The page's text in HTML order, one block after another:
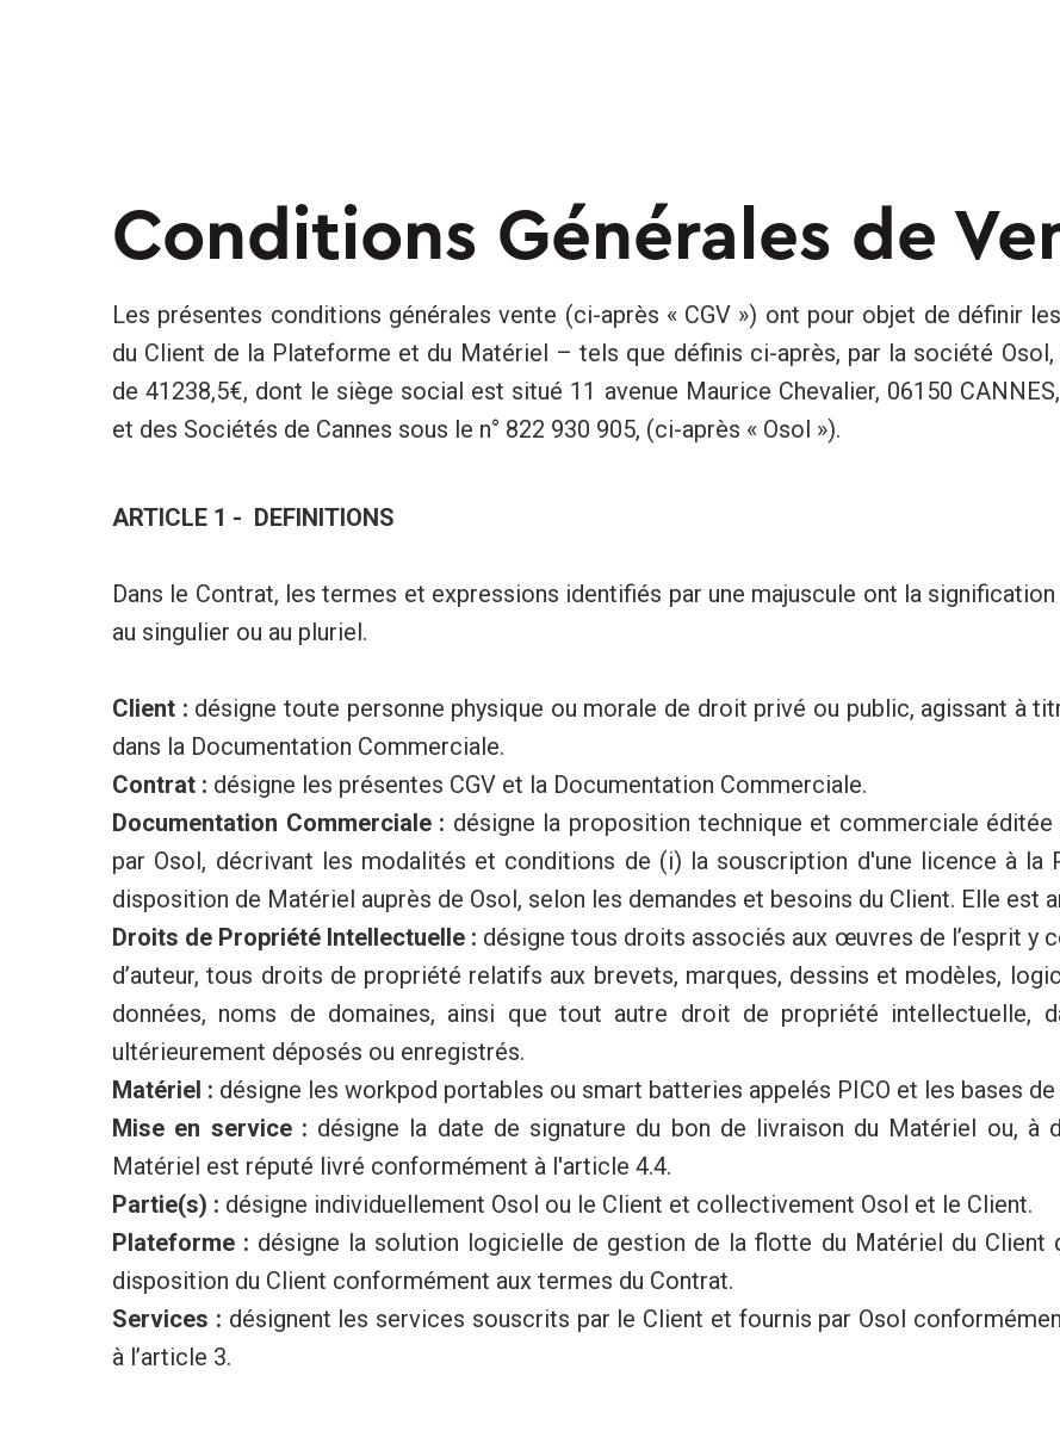
Conditions Générales de
Les présentes conditions générales vente (ci-après « CGV ») ont pour objet de définir
du Client de la Plateforme et du Matériel – tels que définis ci-après, par la société
de 41238,5€, dont le siège social est situé 11 avenue Maurice Chevalier, 06150
et des Sociétés de Cannes sous le n° 822 930 905, (ci-après « Osol »).
ARTICLE 1 - DEFINITIONS
Dans le Contrat, les termes et expressions identifiés par une majuscule ont la
au singulier ou au pluriel.
Client : désigne toute personne physique ou morale de droit privé ou public, agissant à
dans la Documentation Commerciale.
Contrat : désigne les présentes CGV et la Documentation Commerciale.
Documentation Commerciale : désigne la proposition technique et commerciale
par Osol, décrivant les modalités et conditions de (i) la souscription d'une licence à
disposition de Matériel auprès de Osol, selon les demandes et besoins du Client. Elle est
Droits de Propriété Intellectuelle : désigne tous droits associés aux œuvres de l’esprit y
d’auteur, tous droits de propriété relatifs aux brevets, marques, dessins et modèles,
données, noms de domaines, ainsi que tout autre droit de propriété intellectuelle,
ultérieurement déposés ou enregistrés.
Matériel : désigne les workpod portables ou smart batteries appelés PICO et les bases
Mise en service : désigne la date de signature du bon de livraison du Matériel ou, à
Matériel est réputé livré conformément à l'article 4.4.
Partie(s) : désigne individuellement Osol ou le Client et collectivement Osol et le Client.
Plateforme : désigne la solution logicielle de gestion de la flotte du Matériel du
disposition du Client conformément aux termes du Contrat.
Services : désignent les services souscrits par le Client et fournis par Osol
à l’article 3.